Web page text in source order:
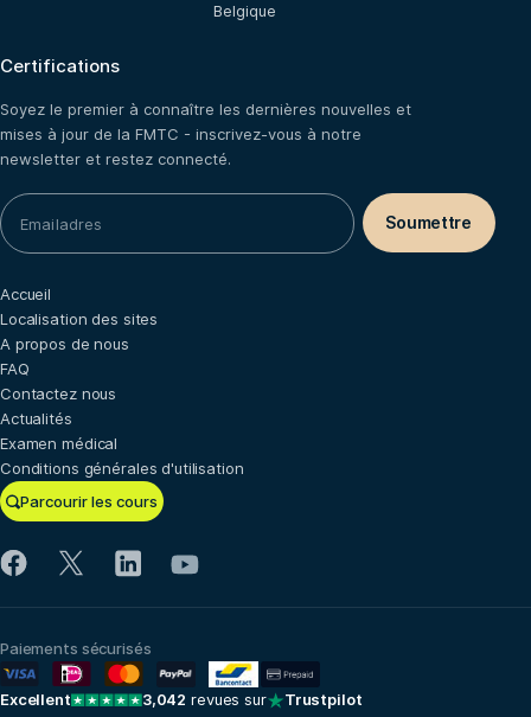
Belgique
Certifications
Soyez le premier à connaître les dernières nouvelles et
mises à jour de la FMTC - inscrivez-vous à notre
newsletter et restez connecté.
Parcourir les cours
Accueil
Localisation des sites
A propos de nous
FAQ
Contactez nous
Actualités
Examen médical
Conditions générales d'utilisation
Paiements sécurisés
Excellent 3,042 revues sur Trustpilot